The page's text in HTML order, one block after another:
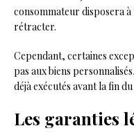
consommateur disposera à
rétracter.
Cependant, certaines
pas aux biens
déjà exécutés avant la fin
Les garanties